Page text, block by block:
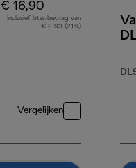
€ 16,90
Inclusief btw-bedrag van
€ 2,93 (21%)
Vergelijken